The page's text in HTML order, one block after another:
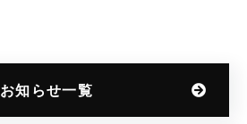
お知らせ一覧